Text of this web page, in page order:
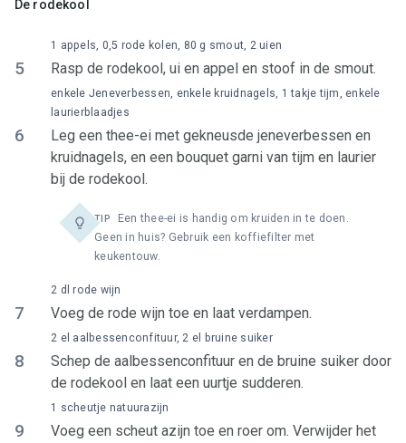
De rodekool
5 Rasp de rodekool, ui en appel en stoof in de smout.
1 appels, 0,5 rode kolen, 80 g smout, 2 uien
6
Leg een thee-ei met gekneusde jeneverbessen en
kruidnagels, en een bouquet garni van tijm en laurier
bij de rodekool.
TIP
Een thee-ei is handig om kruiden in te doen.
Geen in huis? Gebruik een koffiefilter met
keukentouw.
enkele Jeneverbessen, enkele kruidnagels, 1 takje tijm, enkele
laurierblaadjes
7 Voeg de rode wijn toe en laat verdampen.
2 dl rode wijn
8
Schep de aalbessenconfituur en de bruine suiker door
de rodekool en laat een uurtje sudderen.
2 el aalbessenconfituur, 2 el bruine suiker
9
Voeg een scheut azijn toe en roer om. Verwijder het
1 scheutje natuurazijn